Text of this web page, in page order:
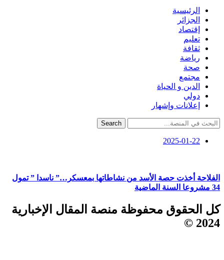
الرئيسية
الجزائر
إقتصاد
تعليم
ثقافة
رياضة
صحة
مجتمع
الدين و الحياة
دولي
إعلانات وإشهار
Search
2025-01-22
الفلاحة أخذت حصة الأسد من نشاطاتها بمعسكر…” ناسدا ” تمول
34 مشروعا السنة الماضية
كل الحقوق محفوظة منصة المقال الإخبارية
2024 ©